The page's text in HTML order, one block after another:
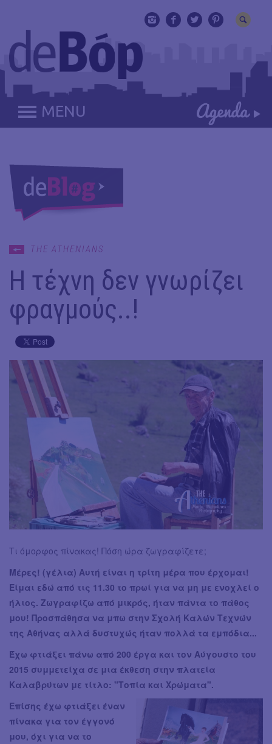
MENU
THE ATHENIANS
Η τέχνη δεν γνωρίζει
φραγμούς..!
Τι όμορφος πίνακας! Πόση ώρα ζωγραφίζετε;
Μέρες! (γέλια) Αυτή είναι η τρίτη μέρα που έρχομαι!
Είμαι εδώ από τις 11.30 το πρωί για να μη με ενοχλεί ο
ήλιος. Ζωγραφίζω από μικρός, ήταν πάντα το πάθος
μου! Προσπάθησα να μπω στην Σχολή Καλών Τεχνών
της Αθήνας αλλά δυστυχώς ήταν πολλά τα εμπόδια...
Έχω φτιάξει πάνω από 200 έργα και τον Αύγουστο του
2015 συμμετείχα σε μια έκθεση στην πλατεία
Καλαβρύτων με τίτλο: "Τοπία και Χρώματα".
Επίσης έχω φτιάξει έναν
πίνακα για τον έγγονό
μου, όχι για να το